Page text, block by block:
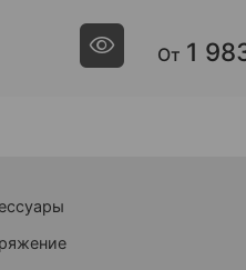
От 1